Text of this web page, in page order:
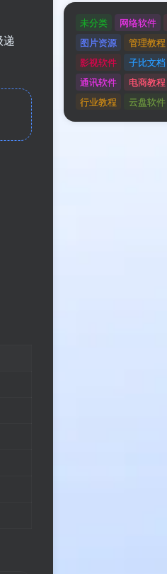
递
未分类 网络软件
图片资源
管理教程
影视软件
子比文档
通讯软件
电商教程
行业教程
云盘软件